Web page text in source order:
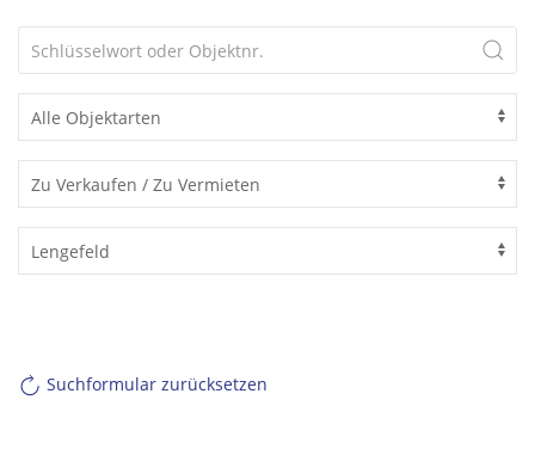
Suchformular zurücksetzen